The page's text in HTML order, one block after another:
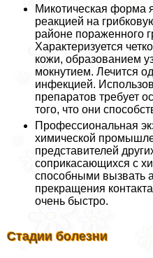
Микотическая форма
реакцией на
районе пораженного
Хаpaктеризуется
кожи, образованием
мокнутием. Лечится
инфекцией.
препаратов требует
того, что они
Профессиональная
химической
представителей
соприкасающихся с
способными вызвать
прекращения
очень быстро.
Стадии болезни